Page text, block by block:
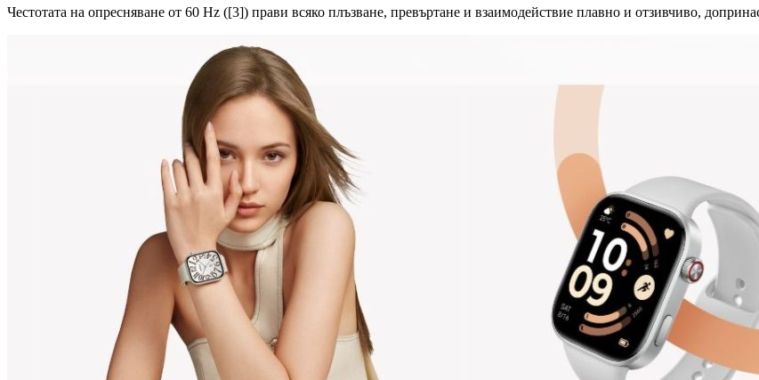
Честотата на опресняване от 60 Hz ([3]) прави всяко плъзване, превъртане и взаимодействие плавно и отзивчиво,